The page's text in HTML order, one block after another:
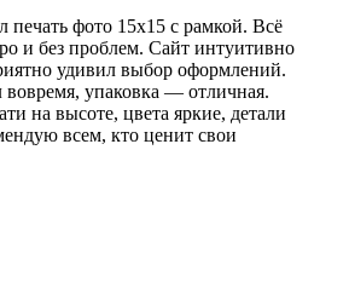
печать фото 15х15 с рамкой. Всё
и без проблем. Сайт интуитивно
удивил выбор оформлений.
вовремя, упаковка — отличная.
на высоте, цвета яркие, детали
всем, кто ценит свои